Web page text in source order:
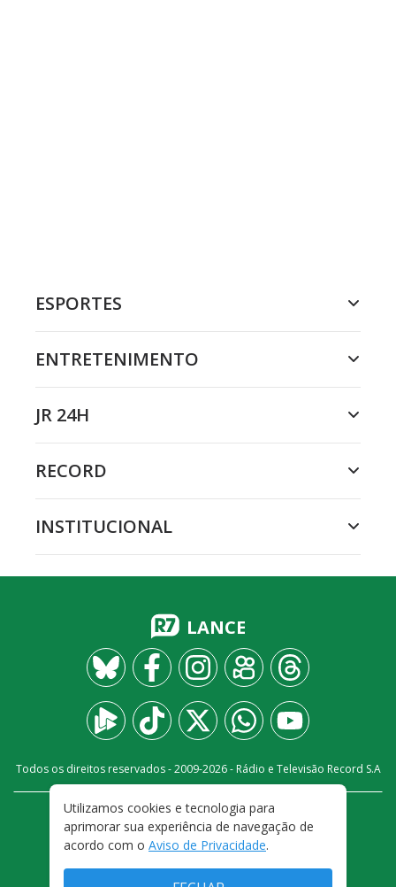
ESPORTES
ENTRETENIMENTO
JR 24H
RECORD
INSTITUCIONAL
LANCE
Todos os direitos reservados - 2009-2026- Rádio e Televisão Record S.A
FALE CONOSCO
PRIVACIDADE
TERMOS E CONDIÇÕES DE USO
Utilizamos cookies e tecnologia para
aprimorar sua experiência de navegação de
acordo com o Aviso de Privacidade.